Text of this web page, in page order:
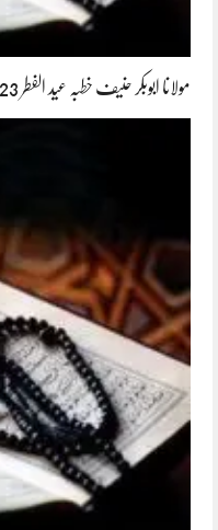
مولانا ابوبکر حنیف خطبہ عید الفطر 2023-04-22